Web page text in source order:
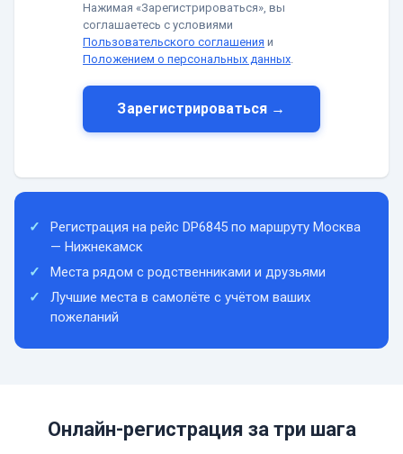
Нажимая «Зарегистрироваться», вы
соглашаетесь с условиями
Пользовательского соглашения и
Положением о персональных данных.
Зарегистрироваться →
Регистрация на рейс DP6845 по маршруту Москва
— Нижнекамск
Места рядом с родственниками и друзьями
Лучшие места в самолёте с учётом ваших
пожеланий
Онлайн-регистрация за три шага